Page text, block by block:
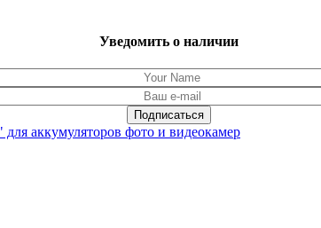
Уведомить о наличии
аккумуляторов фото и видеокамер